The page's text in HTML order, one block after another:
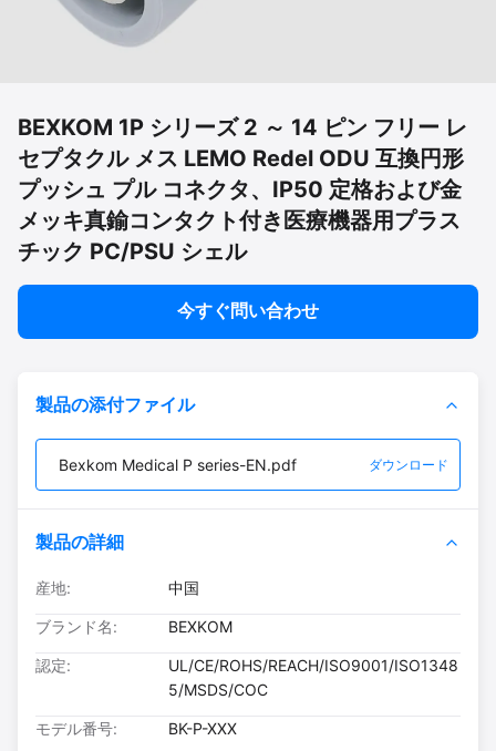
BEXKOM 1P シリーズ 2 ～ 14 ピン フリー レ
セプタクル メス LEMO Redel ODU 互換円形
プッシュ プル コネクタ、IP50 定格および金
メッキ真鍮コンタクト付き医療機器用プラス
チック PC/PSU シェル
今すぐ問い合わせ
製品の添付ファイル
Bexkom Medical P series-EN.pdf ダウンロード
製品の詳細
産地: 中国
ブランド名: BEXKOM
認定:
UL/CE/ROHS/REACH/ISO9001/ISO1348
5/MSDS/COC
モデル番号: BK-P-XXX